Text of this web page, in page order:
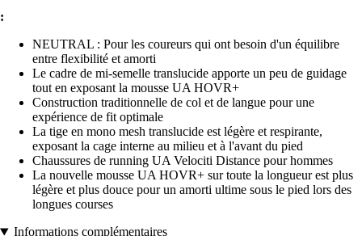
:
NEUTRAL : Pour les coureurs qui ont besoin d'un équilibre
entre flexibilité et amorti
Le cadre de mi-semelle translucide apporte un peu de guidage
tout en exposant la mousse UA HOVR+
Construction traditionnelle de col et de langue pour une
expérience de fit optimale
La tige en mono mesh translucide est légère et respirante,
exposant la cage interne au milieu et à l'avant du pied
Chaussures de running UA Velociti Distance pour hommes
La nouvelle mousse UA HOVR+ sur toute la longueur est plus
légère et plus douce pour un amorti ultime sous le pied lors des
longues courses
Informations complémentaires